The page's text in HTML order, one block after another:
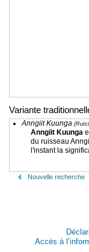
Variante
Anngiit Kuunga
Anngiit Kuunga
du ruisseau
l'instant la
Nouvelle recherche
Accès à